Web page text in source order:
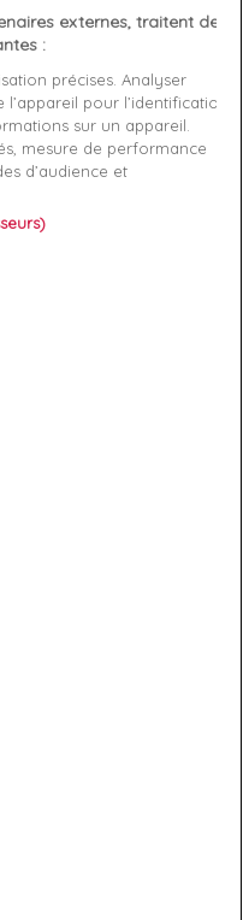
externes, traitent des
:
précises. Analyser
pour l’identification.
sur un appareil.
mesure de performance
d’audience et